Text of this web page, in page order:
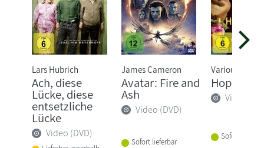
Lars Hubrich
Ach, diese
Lücke, diese
entsetzliche
Lücke
Video (DVD)
James Cameron
Avatar: Fire and
Ash
Video (DVD)
Sofort lieferbar
Various
Hoppers
Video
Sofort